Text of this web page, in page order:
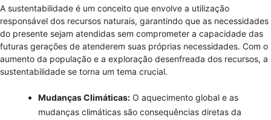
A sustentabilidade é um conceito que envolve a utilização
responsável dos recursos naturais, garantindo que as necessidades
do presente sejam atendidas sem comprometer a capacidade das
futuras gerações de atenderem suas próprias necessidades. Com o
aumento da população e a exploração desenfreada dos recursos, a
sustentabilidade se torna um tema crucial.
Mudanças Climáticas: O aquecimento global e as
mudanças climáticas são consequências diretas da